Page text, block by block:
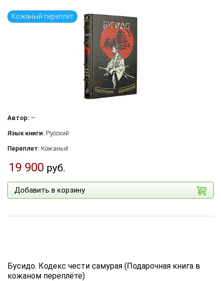
Кожаный переплёт
Автор: —
Язык книги: Русский
Переплет: Кожаный
19 900 руб.
Добавить в корзину
Бусидо. Кодекс чести самурая (Подарочная книга в
кожаном переплёте)